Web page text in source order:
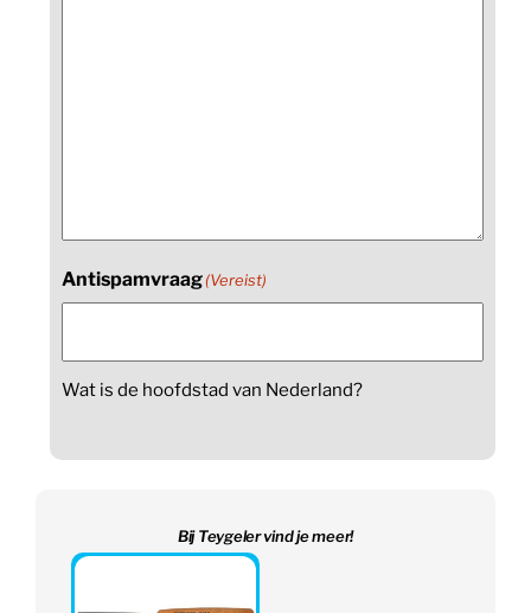
Antispamvraag(Vereist)
Wat is de hoofdstad van Nederland?
Bij Teygeler vind je meer!